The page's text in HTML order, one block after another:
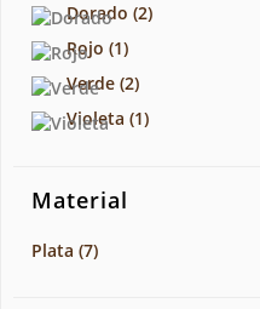
Dorado (2)
Rojo (1)
Verde (2)
Violeta (1)
Material
Plata (7)